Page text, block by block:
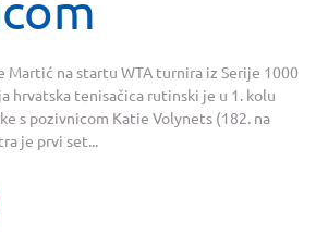
Martić na startu WTA turnira iz Serije 1000
hrvatska tenisačica rutinski je u 1. kolu
s pozivnicom Katie Volynets (182. na
je prvi set...